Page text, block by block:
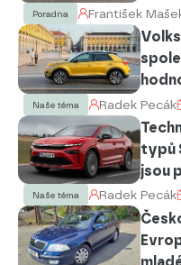
Poradna František
Naše téma Radek Pecák
typů
jsou
Naše téma Radek Pecák